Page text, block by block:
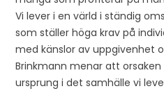
Vi lever i en värld i ständig
som ställer höga krav på
med känslor av uppgivenhet
Brinkmann menar att
ursprung i det samhälle vi